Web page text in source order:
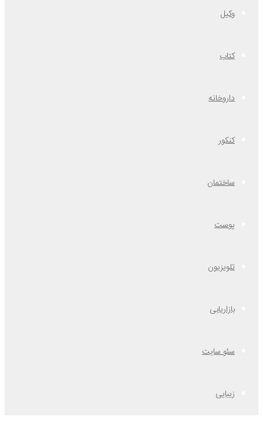
وکیل
کتاب
داروخانه
کنکور
ساختمان
پوست
تلویزیون
بازاریابی
سئو سایت
زیبایی